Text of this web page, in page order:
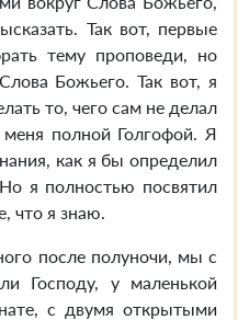
Так вот, первые
тему проповеди, но
Божьего. Так вот, я
то, чего сам не делал
полной Голгофой. Я
как я бы определил
я полностью посвятил
что я знаю.
после полуночи, мы с
Господу, у маленькой
с двумя открытыми